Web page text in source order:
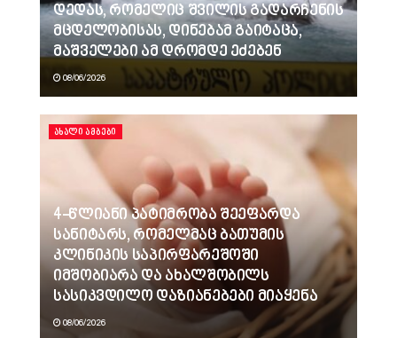
დედას, რომელიც შვილის გადარჩენის
მცდელობისას, დინებამ გაიტაცა,
მაშველები ამ დრომდე ეძებენ
08/06/2026
ᲐᲮᲐᲚᲘ ᲐᲛᲑᲔᲑᲘ
4-წლიანი პატიმრობა შეეფარდა
სანიტარს, რომელმაც ბათუმის
კლინიკის საპირფარეშოში
იმშობიარა და ახალშობილს
სასიკვდილო დაზიანებები მიაყენა
08/06/2026